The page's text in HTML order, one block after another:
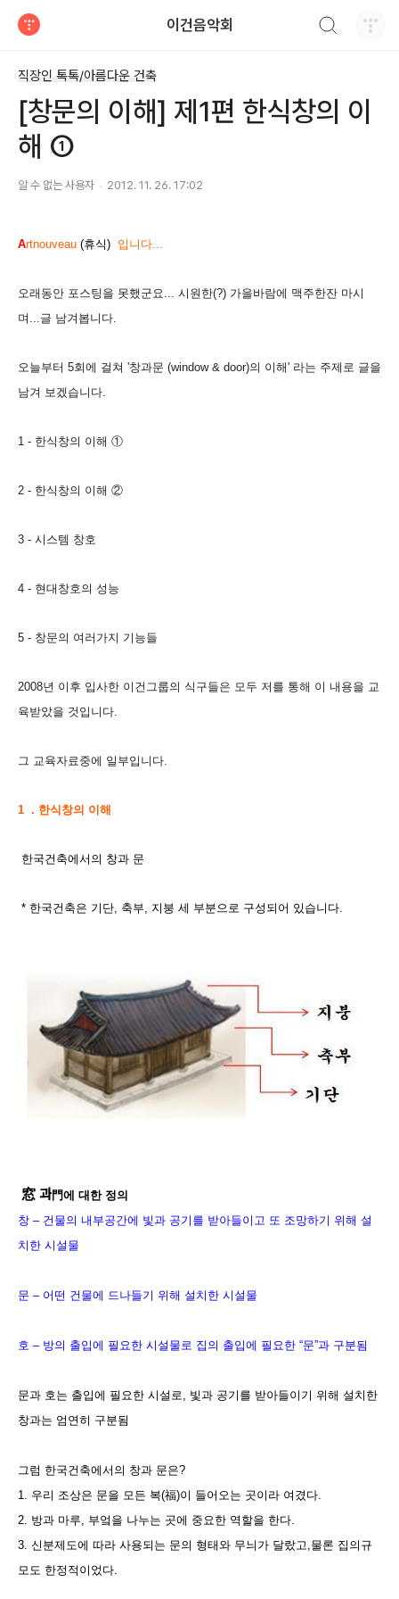
이건음악회
직장인 톡톡/아름다운 건축
[창문의 이해] 제1편 한식창의 이
해 ①
알 수 없는 사용자 2012. 11. 26. 17:02
Artnouveau (휴식) 입니다...
오래동안 포스팅을 못했군요... 시원한(?) 가을바람에 맥주한잔 마시
며...글 남겨봅니다.
오늘부터 5회에 걸쳐 '창과문 (window & door)의 이해' 라는 주제로 글을
남겨 보겠습니다.
1 - 한식창의 이해 ①
2 - 한식창의 이해 ②
3 - 시스템 창호
4 - 현대창호의 성능
5 - 창문의 여러가지 기능들
2008년 이후 입사한 이건그룹의 식구들은 모두 저를 통해 이 내용을 교
육받았을 것입니다.
그 교육자료중에 일부입니다.
1 . 한식창의 이해
한국건축에서의 창과 문
* 한국건축은 기단, 축부, 지붕 세 부분으로 구성되어 있습니다.
窓 과門에 대한 정의
창 – 건물의 내부공간에 빛과 공기를 받아들이고 또 조망하기 위해 설
치한 시설물
문 – 어떤 건물에 드나들기 위해 설치한 시설물
호 – 방의 출입에 필요한 시설물로 집의 출입에 필요한 “문”과 구분됨
문과 호는 출입에 필요한 시설로, 빛과 공기를 받아들이기 위해 설치한
창과는 엄연히 구분됨
그럼 한국건축에서의 창과 문은?
1. 우리 조상은 문을 모든 복(福)이 들어오는 곳이라 여겼다.
2. 방과 마루, 부엌을 나누는 곳에 중요한 역할을 한다.
3. 신분제도에 따라 사용되는 문의 형태와 무늬가 달랐고,물론 집의규
모도 한정적이었다.